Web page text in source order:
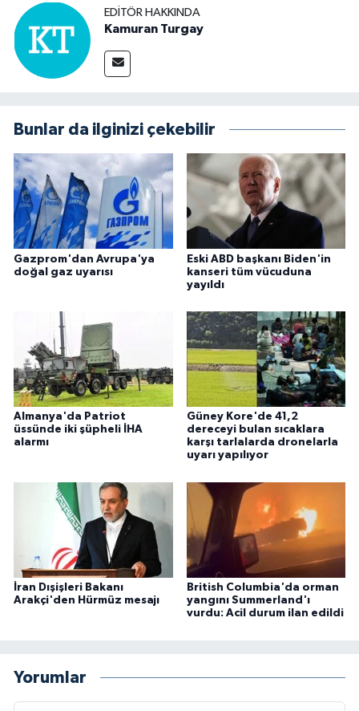
EDITÖR HAKKINDA
Kamuran Turgay
Bunlar da ilginizi çekebilir
Gazprom'dan Avrupa'ya
doğal gaz uyarısı
Eski ABD başkanı Biden'in
kanseri tüm vücuduna
yayıldı
Almanya'da Patriot
üssünde iki şüpheli İHA
alarmı
Güney Kore'de 41,2
dereceyi bulan sıcaklara
karşı tarlalarda dronelarla
uyarı yapılıyor
İran Dışişleri Bakanı
Arakçi'den Hürmüz mesajı
British Columbia'da orman
yangını Summerland'ı
vurdu: Acil durum ilan edildi
Yorumlar